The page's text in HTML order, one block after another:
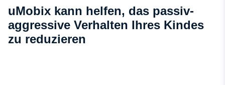
uMobix kann helfen, das passiv-
aggressive Verhalten Ihres Kindes
zu reduzieren